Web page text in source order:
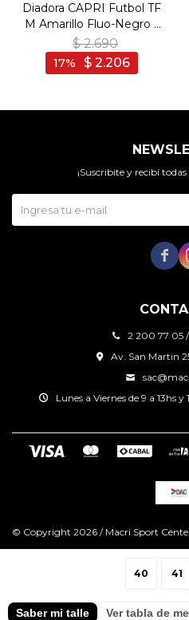
40 41
Saber mi talle Ver tabla de
Diadora CAPRI Futbol TF
M Amarillo Fluo-Negro -
Amarillo Fluo-Negro
$ 2.690
$ 2.206
17
2 200 77 05
Av. San Martin
Lunes a Viernes de 9 a 13hs y
¡Suscribite y recibí

© Copyright 2026 / Macri Sport